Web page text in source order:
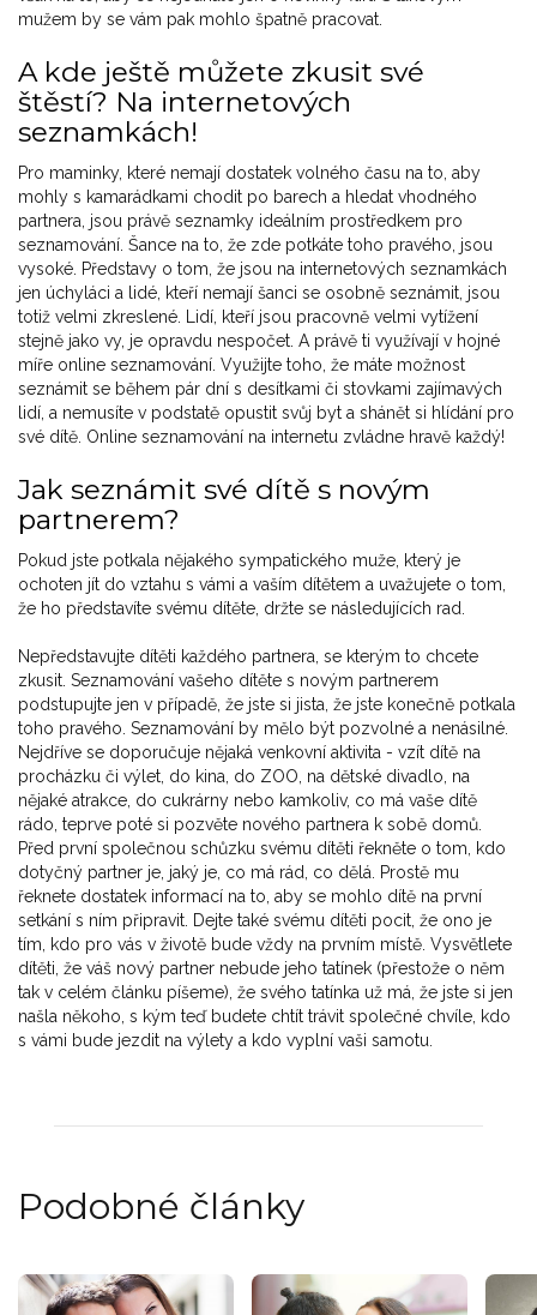
mužem by se vám pak mohlo špatně pracovat.
A kde ještě můžete zkusit své
štěstí? Na internetových
seznamkách!
Pro maminky, které nemají dostatek volného času na to, aby
mohly s kamarádkami chodit po barech a hledat vhodného
partnera, jsou právě seznamky ideálním prostředkem pro
seznamování. Šance na to, že zde potkáte toho pravého, jsou
vysoké. Představy o tom, že jsou na internetových seznamkách
jen úchyláci a lidé, kteří nemají šanci se osobně seznámit, jsou
totiž velmi zkreslené. Lidí, kteří jsou pracovně velmi vytížení
stejně jako vy, je opravdu nespočet. A právě ti využívají v hojné
míře online seznamování. Využijte toho, že máte možnost
seznámit se během pár dní s desítkami či stovkami zajímavých
lidí, a nemusíte v podstatě opustit svůj byt a shánět si hlídání pro
své dítě. Online seznamování na internetu zvládne hravě každý!
Jak seznámit své dítě s novým
partnerem?
Pokud jste potkala nějakého sympatického muže, který je
ochoten jít do vztahu s vámi a vaším dítětem a uvažujete o tom,
že ho představíte svému dítěte, držte se následujících rad.
Nepředstavujte dítěti každého partnera, se kterým to chcete
zkusit. Seznamování vašeho dítěte s novým partnerem
podstupujte jen v případě, že jste si jista, že jste konečně potkala
toho pravého. Seznamování by mělo být pozvolné a nenásilné.
Nejdříve se doporučuje nějaká venkovní aktivita - vzít dítě na
procházku či výlet, do kina, do ZOO, na dětské divadlo, na
nějaké atrakce, do cukrárny nebo kamkoliv, co má vaše dítě
rádo, teprve poté si pozvěte nového partnera k sobě domů.
Před první společnou schůzku svému dítěti řekněte o tom, kdo
dotyčný partner je, jaký je, co má rád, co dělá. Prostě mu
řeknete dostatek informací na to, aby se mohlo dítě na první
setkání s ním připravit. Dejte také svému dítěti pocit, že ono je
tím, kdo pro vás v životě bude vždy na prvním místě. Vysvětlete
dítěti, že váš nový partner nebude jeho tatínek (přestože o něm
tak v celém článku píšeme), že svého tatínka už má, že jste si jen
našla někoho, s kým teď budete chtít trávit společné chvíle, kdo
s vámi bude jezdit na výlety a kdo vyplní vaši samotu.
Podobné články